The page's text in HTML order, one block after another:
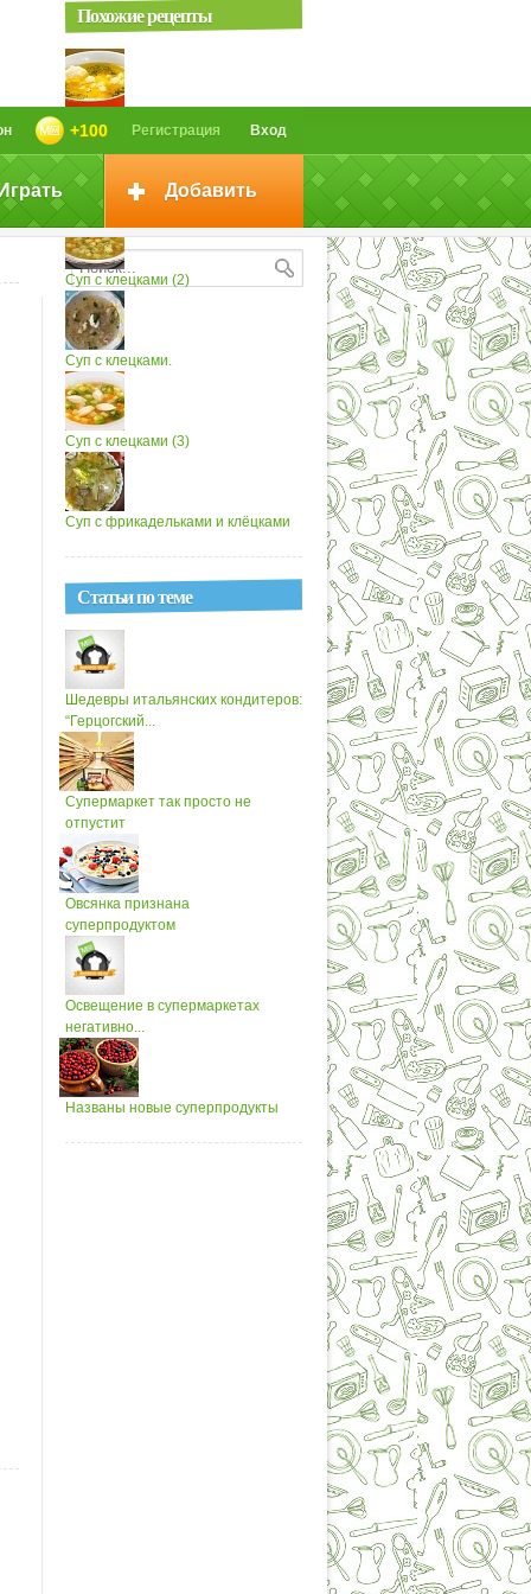
Вход
Регистрация
+100
Добавить
Похожие рецепты
Суп с клецками
Суп с клецками (2)
Суп с клецками.
Суп с клецками (3)
Суп с фрикадельками и клёцками
Статьи по теме
Шедевры итальянских кондитеров:
“Герцогский...
Супермаркет так просто не
отпустит
Овсянка признана
суперпродуктом
Освещение в супермаркетах
негативно...
Названы новые суперпродукты